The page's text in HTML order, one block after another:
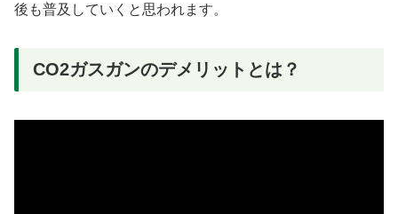
後も普及していくと思われます。
CO2ガスガンのデメリットとは？